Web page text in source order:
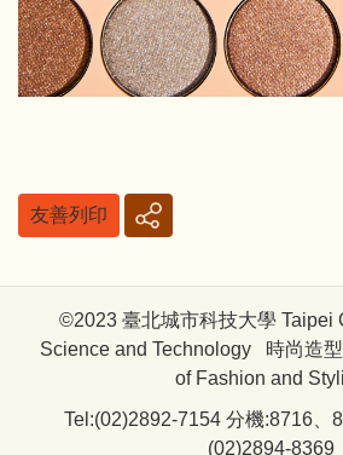
友善列印
©2023 臺北城市科技大學 Taipei
Science and Technology 時尚造
of Fashion and
Tel:(02)2892-7154 分機:8716
(02)2894-8369